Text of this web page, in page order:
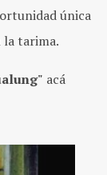
única
la tarima.
acá